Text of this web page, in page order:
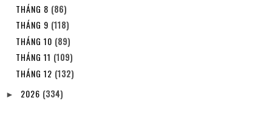
THÁNG 8 (86)
THÁNG 9 (118)
THÁNG 10 (89)
THÁNG 11 (109)
THÁNG 12 (132)
► 2026 (334)